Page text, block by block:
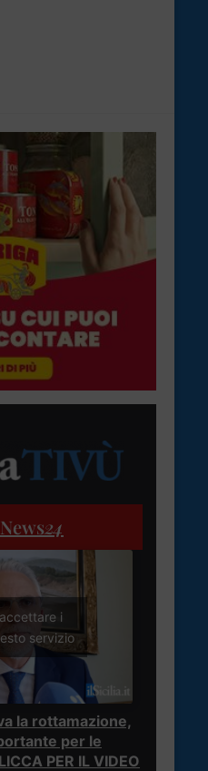
24
i
servizio
la rottamazione,
per le
PER IL VIDEO